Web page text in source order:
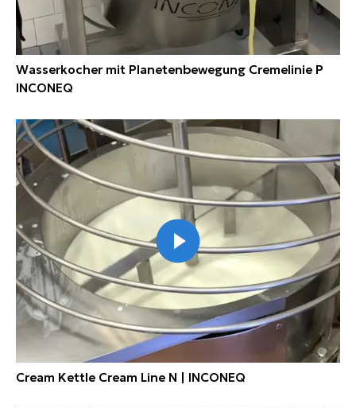
Wasserkocher mit Planetenbewegung Cremelinie P
INCONEQ
Cream Kettle Cream Line N | INCONEQ